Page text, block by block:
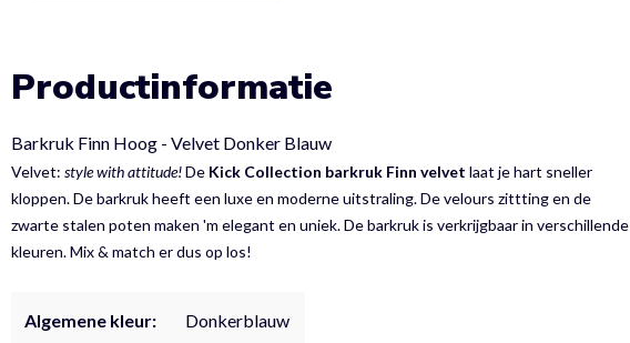
Productinformatie
Barkruk Finn Hoog - Velvet Donker Blauw
Velvet: style with attitude!De Kick Collection barkruk Finn velvet laat je hart sneller
kloppen. De barkruk heeft een luxe en moderne uitstraling. De velours zittting en de
zwarte stalen poten maken 'm elegant en uniek. De barkruk is verkrijgbaar in verschillende
kleuren. Mix & match er dus op los!
Algemene kleur: Donkerblauw